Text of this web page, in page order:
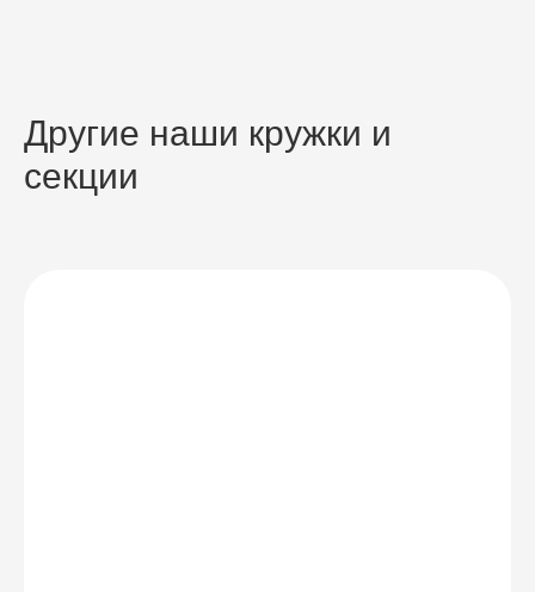
Другие наши кружки и
секции